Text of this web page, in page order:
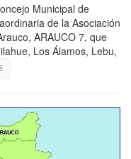
Municipal de
de la Asociación
ARAUCO 7, que
Los Álamos, Lebu,